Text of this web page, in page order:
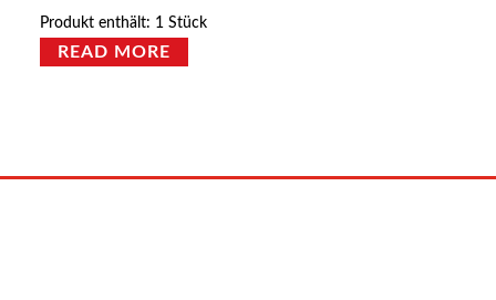
Produkt enthält: 1Stück
READ MORE